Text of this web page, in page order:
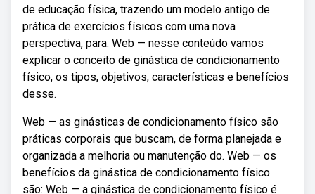
de educação física, trazendo um modelo antigo de
prática de exercícios físicos com uma nova
perspectiva, para. Web — nesse conteúdo vamos
explicar o conceito de ginástica de condicionamento
físico, os tipos, objetivos, características e benefícios
desse.
Web — as ginásticas de condicionamento físico são
práticas corporais que buscam, de forma planejada e
organizada a melhoria ou manutenção do. Web — os
benefícios da ginástica de condicionamento físico
são: Web — a ginástica de condicionamento físico é